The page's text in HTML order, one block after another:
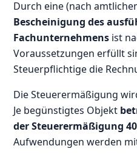
Durch eine (nach
Bescheinigung des
Fachunternehmens ist
Voraussetzungen erfüllt
Steuerpflichtige die
Die Steuerermäßigung
Je begünstigtes Objekt
der Steuerermäßigung
Aufwendungen werden